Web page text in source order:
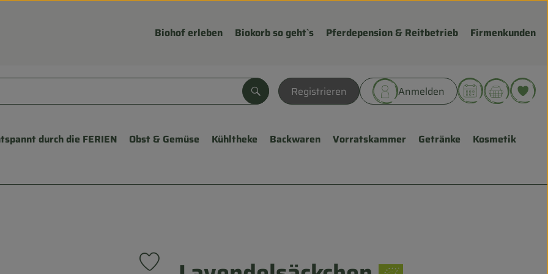
Biohof erleben Biokorb so geht`s Pferdepension & Reitbetrieb Firmenkunden
Registrieren Anmelden
Suchen
durch die FERIEN Obst & Gemüse Kühltheke Backwaren Vorratskammer Getränke Kosmetik
Produkt zu Favouriten hinzufügen